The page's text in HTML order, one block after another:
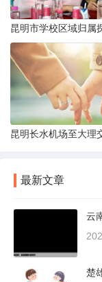
最新文章
云
楚